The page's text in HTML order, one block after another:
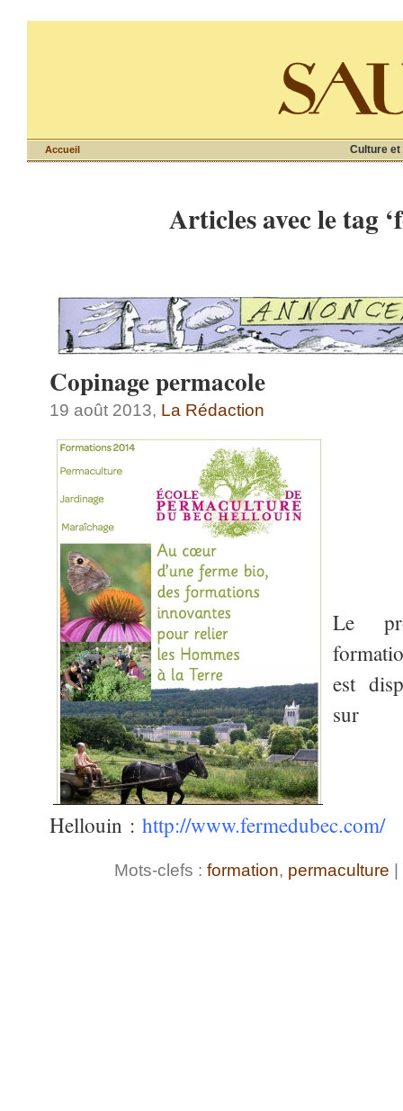
Culture et
Accueil
Articles avec le tag
Copinage permacole
19 août 2013, La Rédaction
Le
est
sur
Hellouin : http://www.fermedubec.com/
Mots-clefs : formation, permaculture |